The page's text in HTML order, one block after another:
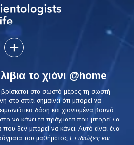
το χιόνι @home
στο σωστό μέρος τη σωστή
στο σπίτι σημαίνει ότι μπορεί να
δάση και χιονισμένα βουνά.
να κάνει τα πράγματα που μπορεί να
που δεν μπορεί να κάνει. Αυτό είναι ένα
του μαθήματος Επιδιώξεις και